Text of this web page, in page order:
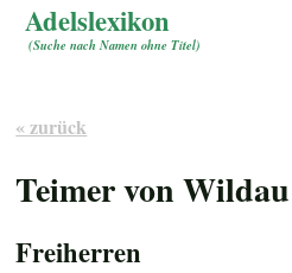
Adelslexikon
(Suche nach Namen ohne Titel)
« zurück
Teimer von Wildau
Freiherren